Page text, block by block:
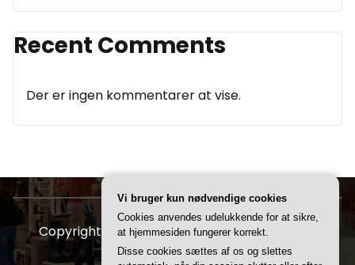
Recent Comments
Der er ingen kommentarer at vise.
Copyright © 2026 FDBR | Powered by
Vi bruger kun nødvendige cookies
Cookies anvendes udelukkende for at sikre,
at hjemmesiden fungerer korrekt.
Disse cookies sættes af os og slettes